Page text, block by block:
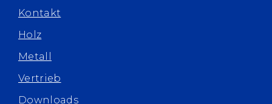
Kontakt
Holz
Metall
Vertrieb
Downloads